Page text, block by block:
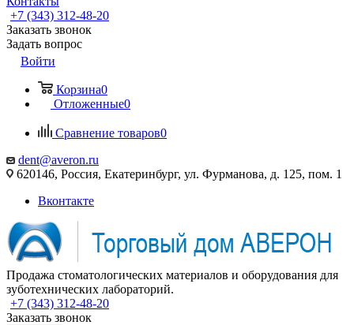
+7 (343) 312-48-20
Заказать звонок
Задать вопрос
Войти
Корзина0
Отложенные0
Сравнение товаров0
dent@averon.ru
620146, Россия, Екатеринбург, ул. Фурманова, д. 125, пом. 1
Вконтакте
Продажа стоматологических материалов и оборудования для
зуботехнических лабораторий.
+7 (343) 312-48-20
Заказать звонок